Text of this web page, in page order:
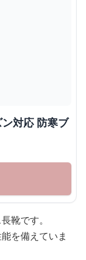
対応 防寒ブ
靴です。
を備えていま